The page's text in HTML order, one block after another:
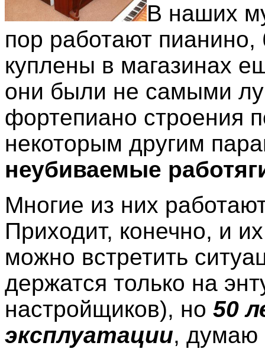
В наших
пор работают
куплены в магазинах
они были не самыми
фортепиано строения
некоторым другим
неубиваемые
Многие из них
Приходит, конечно, и
можно встретить
держатся только на
настройщиков), но 50
эксплуатации, думаю